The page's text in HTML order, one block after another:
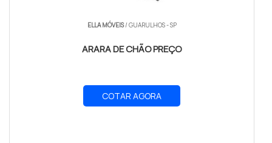
ELLA MÓVEIS/ GUARULHOS - SP
ARARA DE CHÃO PREÇO
COTAR AGORA